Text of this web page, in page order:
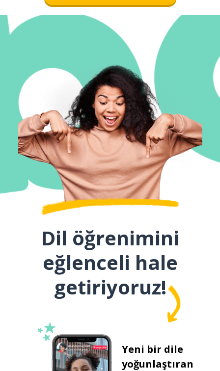
Dil öğrenimini
eğlenceli hale
getiriyoruz!
Yeni bir dile
yoğunlaştıran